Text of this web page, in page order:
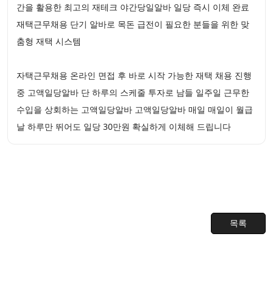
간을 활용한 최고의 재테크 야간당일알바 일당 즉시 이체 완료
재택근무채용 단기 알바로 목돈 급전이 필요한 분들을 위한 맞
춤형 재택 시스템
자택근무채용 온라인 면접 후 바로 시작 가능한 재택 채용 진행
중 고액일당알바 단 하루의 스케줄 투자로 남들 일주일 근무한
수입을 상회하는 고액일당알바 고액일당알바 매일 매일이 월급
날 하루만 뛰어도 일당 30만원 확실하게 이체해 드립니다
목록